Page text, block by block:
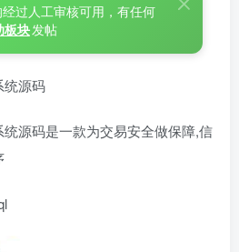
过人工审核可用，有任何
板块发帖
统源码
源码是一款为交易安全做保障,信